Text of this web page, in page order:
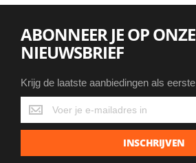
ABONNEER JE OP ONZE
NIEUWSBRIEF
Krijg de laatste aanbiedingen als eerste
Krijg
de
laatste
INSCHRIJVEN